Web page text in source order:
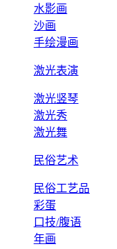
水影画
沙画
手绘漫画
激光表演
激光竖琴
激光秀
激光舞
民俗艺术
民俗工艺品
彩蛋
口技/腹语
年画